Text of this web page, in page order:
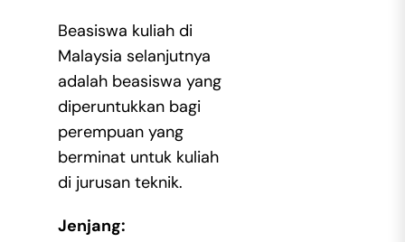
Beasiswa kuliah di
Malaysia selanjutnya
adalah beasiswa yang
diperuntukkan bagi
perempuan yang
berminat untuk kuliah
di jurusan teknik.
Jenjang: